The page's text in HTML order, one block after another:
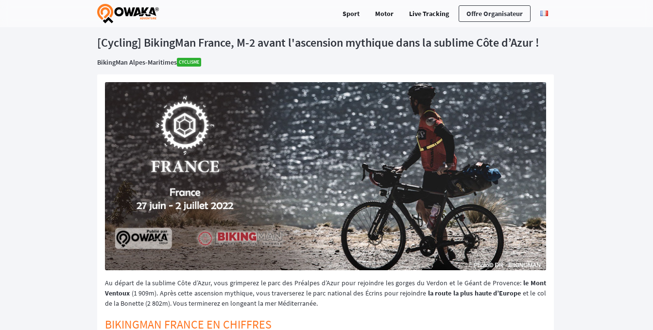
® Sport Motor Live Tracking Offre Organisateur
[Cycling] BikingMan France, M-2 avant l'ascension mythique dans la sublime Côte d’Azur !
BikingMan Alpes-Maritimes CYCLISME
Au départ de la sublime Côte d’Azur, vous grimperez le parc des Préalpes d’Azur pour rejoindre les gorges du Verdon et le Géant de Provence: le Mont
Ventoux (1 909m). Après cette ascension mythique, vous traverserez le parc national des Écrins pour rejoindre la route la plus haute d’Europe et le col
de la Bonette (2 802m). Vous terminerez en longeant la mer Méditerranée.
BIKINGMAN FRANCE EN CHIFFRES